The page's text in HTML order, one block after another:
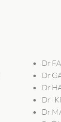
Dr
Dr
Dr
Dr
Dr